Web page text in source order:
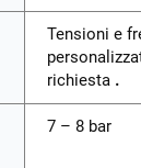
Tensioni e
richiesta .
7 – 8 bar